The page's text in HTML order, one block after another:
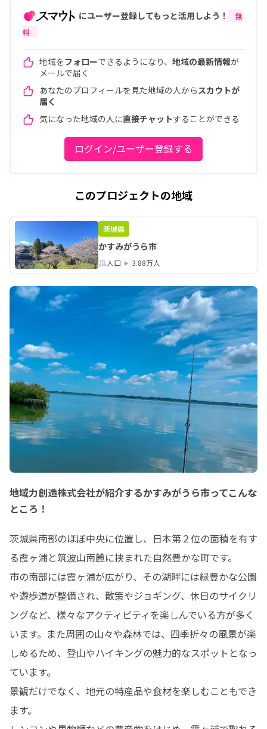
にユーザー登録してもっと活用しよう！
無
料
地域をフォローできるようになり、 地域の最新情報が
メールで届く
あなたのプロフィールを見た地域の人から スカウトが
届く
気になった地域の人に直接チャットすることができる
ログイン/ユーザー登録する
このプロジェクトの地域
茨城県
かすみがうら市
人口 3.88万人
地域力創造株式会社が紹介するかすみがうら市ってこんな
ところ！
茨城県南部のほぼ中央に位置し、日本第２位の面積を有す
る霞ヶ浦と筑波山南麓に挟まれた自然豊かな町です。
市の南部には霞ヶ浦が広がり、その湖畔には緑豊かな公園
や遊歩道が整備され、散策やジョギング、休日のサイクリ
ングなど、様々なアクティビティを楽しんでいる方が多く
います。また周囲の山々や森林では、四季折々の風景が楽
しめるため、登山やハイキングの魅力的なスポットとなっ
ています。
景観だけでなく、地元の特産品や食材を楽しむこともでき
ます。